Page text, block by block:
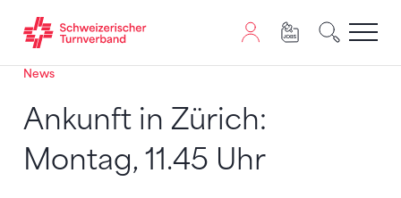
Zum Inhalt springen
Zur Sitemap navigieren
Zum Navigieren dieser Seite wird JavaScript benötigt.
News
Ankunft in Zürich:
Montag, 11.45 Uhr